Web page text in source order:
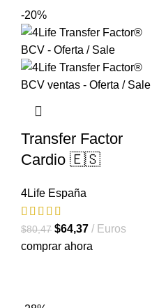
-20%
Transfer Factor
Cardio 🇪🇸
4Life España
$80,47 El
precio
$64,37El
precio
Euros
comprar ahora